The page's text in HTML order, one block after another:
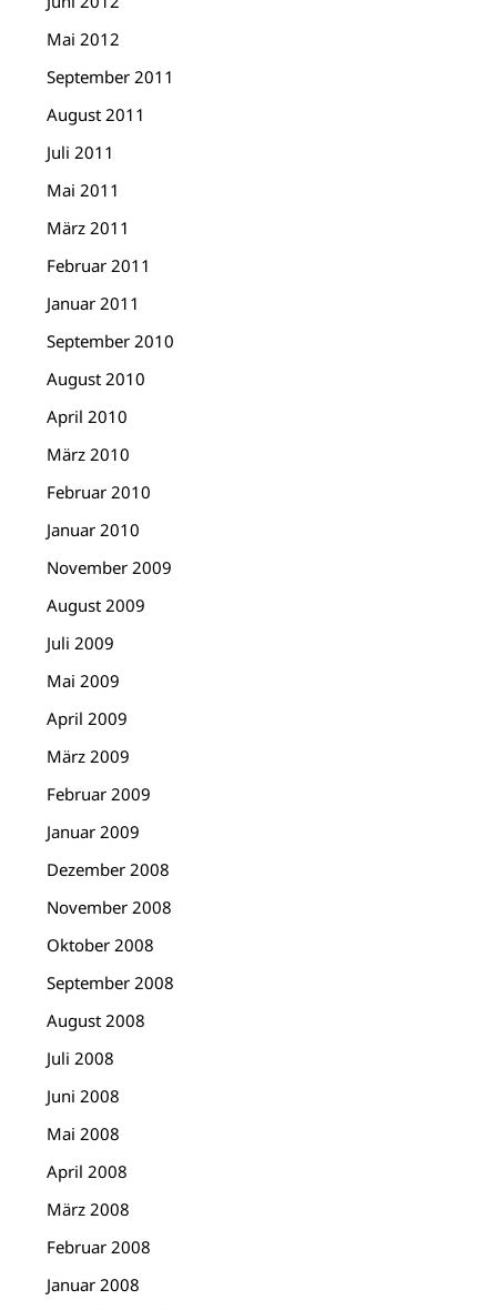
Mai 2012
September 2011
August 2011
Juli 2011
Mai 2011
März 2011
Februar 2011
Januar 2011
September 2010
August 2010
April 2010
März 2010
Februar 2010
Januar 2010
November 2009
August 2009
Juli 2009
Mai 2009
April 2009
März 2009
Februar 2009
Januar 2009
Dezember 2008
November 2008
Oktober 2008
September 2008
August 2008
Juli 2008
Juni 2008
Mai 2008
April 2008
März 2008
Februar 2008
Januar 2008